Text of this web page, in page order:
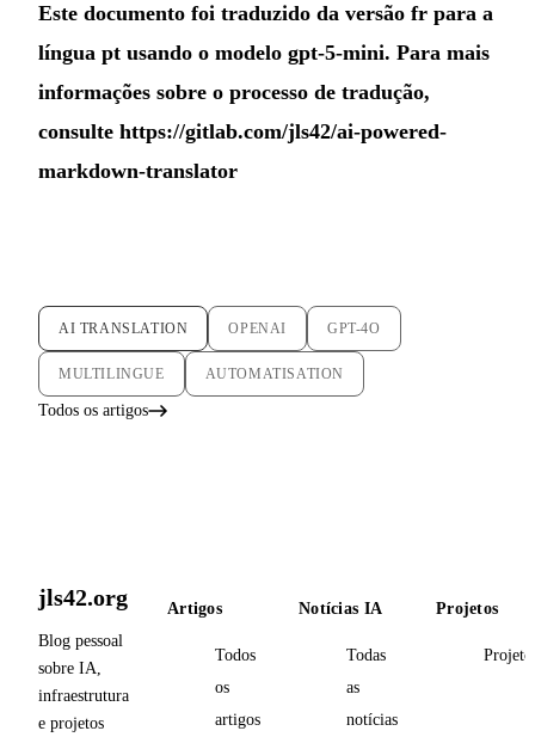
Este documento foi traduzido da versão fr para a
língua pt usando o modelo gpt-5-mini. Para mais
informações sobre o processo de tradução,
consulte https://gitlab.com/jls42/ai-powered-
markdown-translator
AI TRANSLATION OPENAI GPT-4O
MULTILINGUE AUTOMATISATION
Todos os artigos
jls42.org
Blog pessoal
sobre IA,
infraestrutura
e projetos
Artigos
Todos
os
artigos
Notícias IA
Todas
as
notícias
Projetos